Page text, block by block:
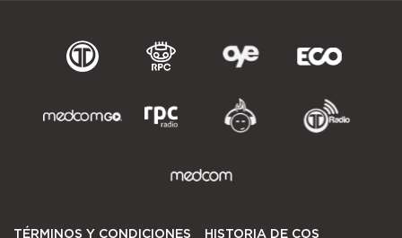
TÉRMINOS Y CONDICIONES HISTORIA DE COS